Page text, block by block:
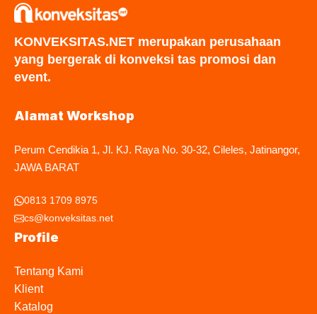
KONVEKSITAS.NET merupakan perusahaan
yang bergerak di konveksi tas promosi dan
event.
Alamat Workshop
Perum Cendikia 1, Jl. KJ. Raya No. 30-32, Cileles, Jatinangor,
JAWA BARAT
0813 1709 8975
cs@konveksitas.net
Profile
Tentang Kami
Klient
Katalog